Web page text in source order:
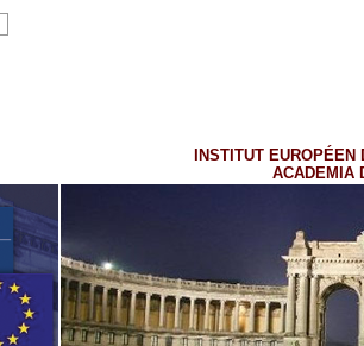
INSTITUT EUROPÉEN
ACADEMIA